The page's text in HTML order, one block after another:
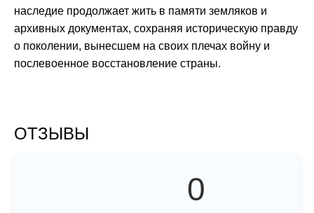
наследие продолжает жить в памяти земляков и
архивных документах, сохраняя историческую правду
о поколении, вынесшем на своих плечах войну и
послевоенное восстановление страны.
ОТЗЫВЫ
0